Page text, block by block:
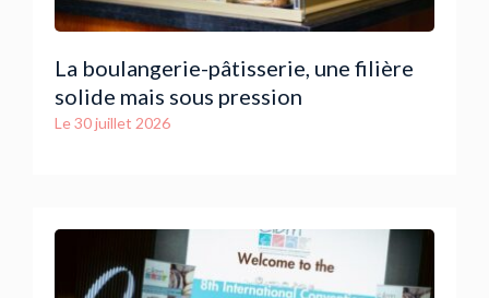
La boulangerie-pâtisserie, une filière
solide mais sous pression
Le30 juillet 2026